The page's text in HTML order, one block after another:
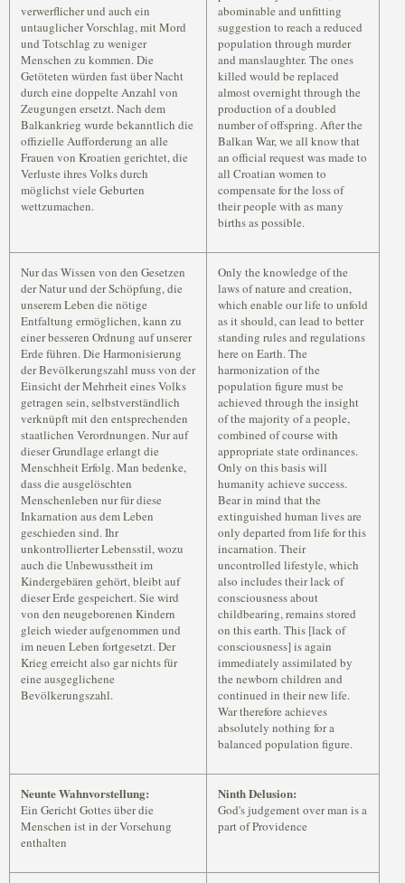
verwerflicher und auch ein
untauglicher Vorschlag, mit Mord
und Totschlag zu weniger
Menschen zu kommen. Die
Getöteten würden fast über Nacht
durch eine doppelte Anzahl von
Zeugungen ersetzt. Nach dem
Balkankrieg wurde bekanntlich die
offizielle Aufforderung an alle
Frauen von Kroatien gerichtet, die
Verluste ihres Volks durch
möglichst viele Geburten
wettzumachen.
abominable and unfitting
suggestion to reach a reduced
population through murder
and manslaughter. The ones
killed would be replaced
almost overnight through the
production of a doubled
number of offspring. After the
Balkan War, we all know that
an official request was made to
all Croatian women to
compensate for the loss of
their people with as many
births as possible.
Nur das Wissen von den Gesetzen
der Natur und der Schöpfung, die
unserem Leben die nötige
Entfaltung ermöglichen, kann zu
einer besseren Ordnung auf unserer
Erde führen. Die Harmonisierung
der Bevölkerungszahl muss von der
Einsicht der Mehrheit eines Volks
getragen sein, selbstverständlich
verknüpft mit den entsprechenden
staatlichen Verordnungen. Nur auf
dieser Grundlage erlangt die
Menschheit Erfolg. Man bedenke,
dass die ausgelöschten
Menschenleben nur für diese
Inkarnation aus dem Leben
geschieden sind. Ihr
unkontrollierter Lebensstil, wozu
auch die Unbewusstheit im
Kindergebären gehört, bleibt auf
dieser Erde gespeichert. Sie wird
von den neugeborenen Kindern
gleich wieder aufgenommen und
im neuen Leben fortgesetzt. Der
Krieg erreicht also gar nichts für
eine ausgeglichene
Bevölkerungszahl.
Only the knowledge of the
laws of nature and creation,
which enable our life to unfold
as it should, can lead to better
standing rules and regulations
here on Earth. The
harmonization of the
population figure must be
achieved through the insight
of the majority of a people,
combined of course with
appropriate state ordinances.
Only on this basis will
humanity achieve success.
Bear in mind that the
extinguished human lives are
only departed from life for this
incarnation. Their
uncontrolled lifestyle, which
also includes their lack of
consciousness about
childbearing, remains stored
on this earth. This [lack of
consciousness] is again
immediately assimilated by
the newborn children and
continued in their new life.
War therefore achieves
absolutely nothing for a
balanced population figure.
Neunte Wahnvorstellung:
Ein Gericht Gottes über die
Menschen ist in der Vorsehung
enthalten
Ninth Delusion:
God's judgement over man is a
part of Providence